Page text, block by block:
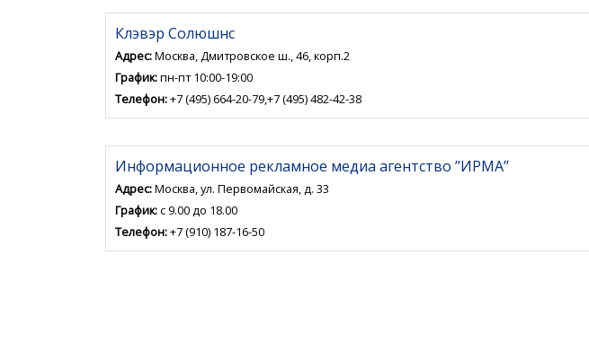
Клэвэр Солюшнс
Адрес:Москва, Дмитровское ш., 46, корп.2
График:пн-пт 10:00-19:00
Телефон:+7 (495) 664-20-79,+7 (495) 482-42-38
Информационное рекламное медиа агентство ’’ИРМА’’
Адрес:Москва, ул. Первомайская, д. 33
График:с 9.00 до 18.00
Телефон:+7 (910) 187-16-50